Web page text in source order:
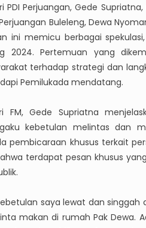
PDI Perjuangan, Gede
Buleleng, Dewa
ini memicu berbagai
2024. Pertemuan yang
terhadap strategi dan
Pemilukada mendatang.
FM, Gede Supriatna
kebetulan melintas dan
pembicaraan khusus terkait
terdapat pesan khusus
saya lewat dan
makan di rumah Pak Dewa.